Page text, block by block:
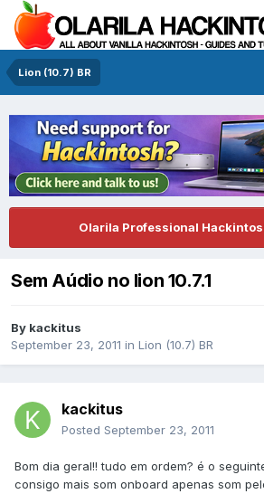
Lion (10.7) BR
Olarila Professional
Sem Aúdio no lion 10.7.1
By kackitus
September 23, 2011 in Lion (10.7) BR
kackitus
Posted September 23, 2011
Bom dia geral!! tudo em ordem? é o
consigo mais som onboard apenas som